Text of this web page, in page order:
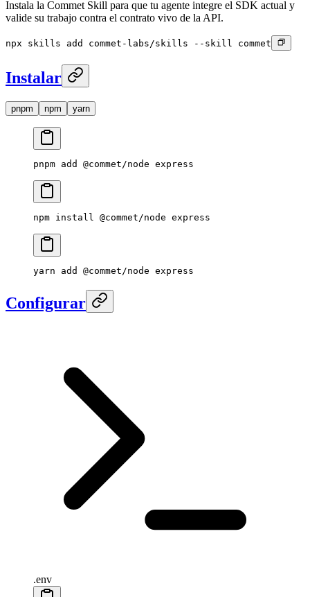
Instala la Commet Skill para que tu agente integre el SDK actual y
valide su trabajo contra el contrato vivo de la API.
npx skills add commet-labs/skills --skill commet
Instalar
pnpm npm yarn
pnpm add @commet/node express
npm install @commet/node express
yarn add @commet/node express
Configurar
.env